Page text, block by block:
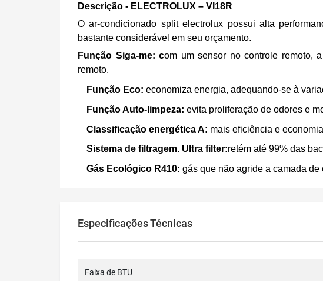
Descrição - ELECTROLUX – VI18R
O ar-condicionado split electrolux possui alta
bastante considerável em seu orçamento.
Função Siga-me:com um sensor no controle remoto,
remoto.
Função Eco: economiza energia, adequando-se à
Função Auto-limpeza: evita proliferação de odores e
Classificação energética A: mais eficiência e
Sistema de filtragem. Ultra filter:retém até 99% das
Gás Ecológico R410: gás que não agride a camada de
Especificações Técnicas
Faixa de BTU